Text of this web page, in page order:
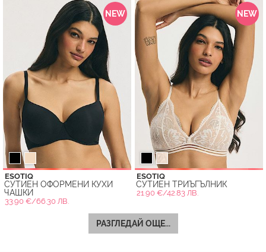
NEW
ESOTIQ
СУТИЕН ОФОРМЕНИ КУХИ
ЧАШКИ
33.90 €/66.30 ЛВ.
NEW
ESOTIQ
СУТИЕН ТРИЪГЪЛНИК
21.90 €/42.83 ЛВ.
РАЗГЛЕДАЙ ОЩЕ...